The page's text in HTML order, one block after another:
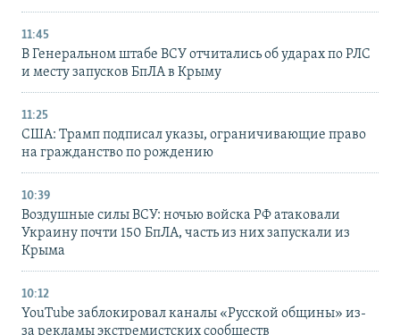
11:45
В Генеральном штабе ВСУ отчитались об ударах по РЛС
и месту запусков БпЛА в Крыму
11:25
США: Трамп подписал указы, ограничивающие право
на гражданство по рождению
10:39
Воздушные силы ВСУ: ночью войска РФ атаковали
Украину почти 150 БпЛА, часть из них запускали из
Крыма
10:12
YouTube заблокировал каналы «Русской общины» из-
за рекламы экстремистских сообществ